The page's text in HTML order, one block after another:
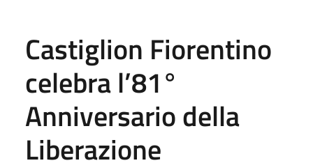
Castiglion Fiorentino
celebra l’81°
Anniversario della
Liberazione